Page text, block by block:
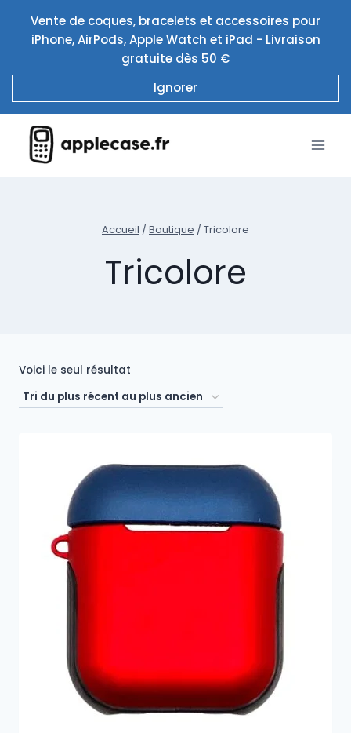
contenu
Vente de coques, bracelets et accessoires pour
iPhone, AirPods, Apple Watch et iPad - Livraison
gratuite dès 50 €
Ignorer
Accueil / Boutique / Tricolore
Tricolore
Voici le seul résultat